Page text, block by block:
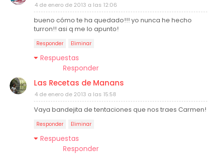
4 de enero de 2013 a las 12:06
bueno cómo te ha quedado!!! yo nunca he hecho
turron!! asi q me lo apunto!
Responder Eliminar
Respuestas
Responder
Las Recetas de Manans
4 de enero de 2013 a las 15:58
Vaya bandejita de tentaciones que nos traes Carmen!
Responder Eliminar
Respuestas
Responder